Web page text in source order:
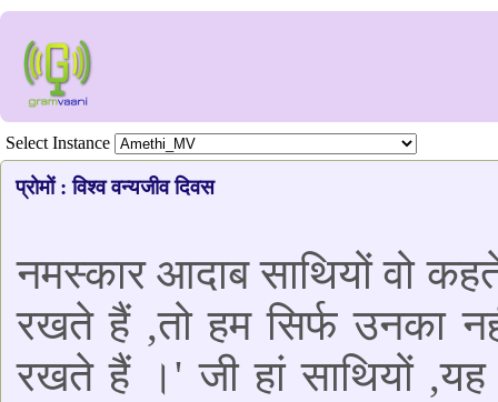
Select Instance
प्रोमों : विश्व वन्यजीव दिवस
नमस्कार आदाब साथियों वो
रखते हैं ,तो हम सिर्फ उनका
रखते हैं ।' जी हां साथियों